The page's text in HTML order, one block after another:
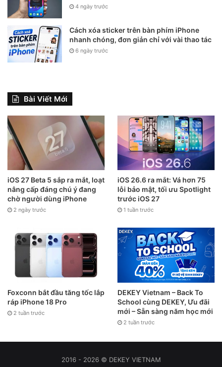
4 ngày trước
Cách xóa sticker trên bàn phím iPhone
nhanh chóng, đơn giản chỉ với vài thao tác
6 ngày trước
Bài Viết Mới
iOS 27 Beta 5 sắp ra mắt, loạt
nâng cấp đáng chú ý đang
chờ người dùng iPhone
2 ngày trước
iOS 26.6 ra mắt: Vá hơn 75
lỗi bảo mật, tối ưu Spotlight
trước iOS 27
1 tuần trước
Foxconn bắt đầu tăng tốc lắp
ráp iPhone 18 Pro
2 tuần trước
DEKEY Vietnam – Back To
School cùng DEKEY, Ưu đãi
mới – Sẵn sàng năm học mới
2 tuần trước
2016 - 2026 © DEKEY VIETNAM